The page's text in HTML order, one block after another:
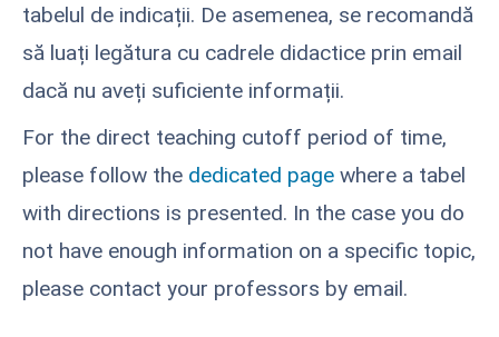
tabelul de indicații. De asemenea, se recomandă
să luați legătura cu cadrele didactice prin email
dacă nu aveți suficiente informații.
For the direct teaching cutoff period of time,
please follow the dedicated page where a tabel
with directions is presented. In the case you do
not have enough information on a specific topic,
please contact your professors by email.